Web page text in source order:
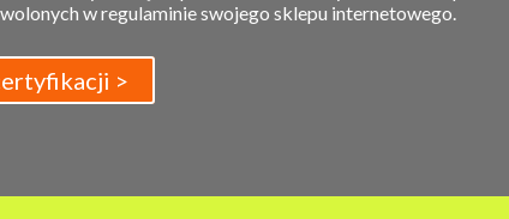
w regulaminie swojego sklepu internetowego.
>